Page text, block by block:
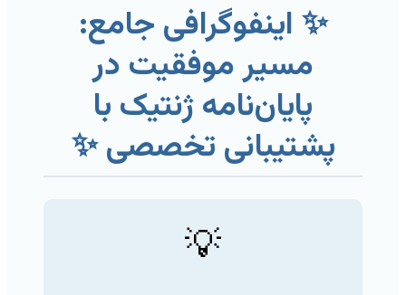
✨ اینفوگرافی جامع:
مسیر موفقیت در
پایان‌نامه ژنتیک با
پشتیبانی تخصصی ✨
💡